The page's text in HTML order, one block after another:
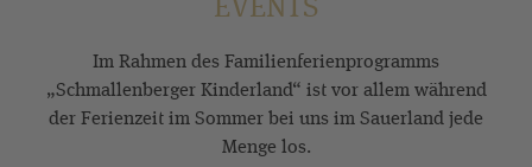
Im Rahmen des Familienferienprogramms
„Schmallenberger Kinderland“ ist vor allem während
der Ferienzeit im Sommer bei uns im Sauerland jede
Menge los.